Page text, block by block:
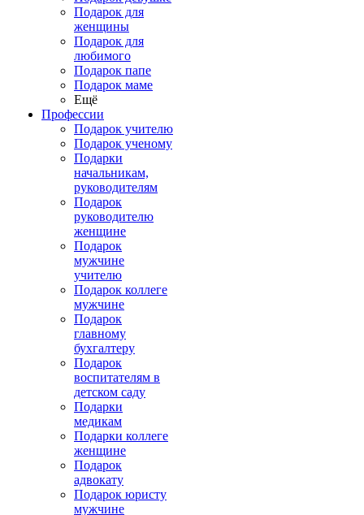
Подарок для
женщины
Подарок для
любимого
Подарок папе
Подарок маме
Ещё
Профессии
Подарок учителю
Подарок ученому
Подарки
начальникам,
руководителям
Подарок
руководителю
женщине
Подарок
мужчине
учителю
Подарок коллеге
мужчине
Подарок
главному
бухгалтеру
Подарок
воспитателям в
детском саду
Подарки
медикам
Подарки коллеге
женщине
Подарок
адвокату
Подарок юристу
мужчине